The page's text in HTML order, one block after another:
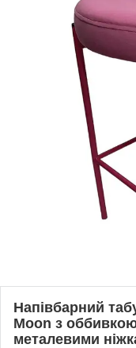
Напівбарний
Moon з
металевими